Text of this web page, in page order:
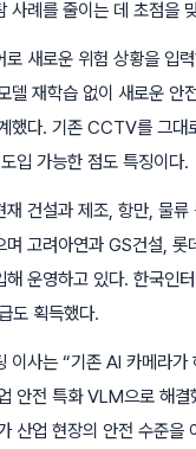
사례를 줄이는 데 초점을
새로운 위험 상황을 입
델 재학습 없이 새로운 안
했다. 기존 CCTV를 그대
입 가능한 점도 특징이다.
재 건설과 제조, 항만, 물류
고려아연과 GS건설, 롯
해 운영하고 있다. 한국인
도 획득했다.
이사는 “기존 AI 카메라가
안전 특화 VLM으로 해결
산업 현장의 안전 수준을